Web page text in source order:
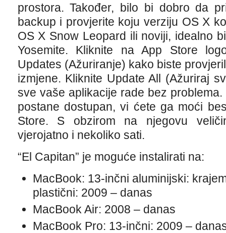
prostora. Također, bilo bi dobro da
backup i provjerite koju verziju OS X
OS X Snow Leopard ili noviji, idealno
Yosemite. Kliknite na App Store
Updates (Ažuriranje) kako biste
izmjene. Kliknite Update All (Ažuriraj
sve vaše aplikacije rade bez problema.
postane dostupan, vi ćete ga moći
Store. S obzirom na njegovu
vjerojatno i nekoliko sati.
“El Capitan” je moguće instalirati na:
MacBook: 13-inčni aluminijski:
plastični: 2009 – danas
MacBook Air: 2008 – danas
MacBook Pro: 13-inčni: 2009 –